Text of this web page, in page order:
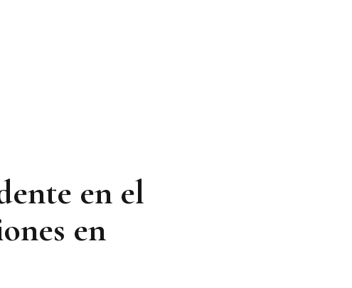
en el
en